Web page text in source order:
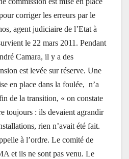
corriger les erreurs par le
agent judiciaire de l’Etat à
le 22 mars 2011. Pendant
Camara, il y a des
est levée sur réserve. Une
en place dans la foulée, n’a
de la transition, « on constate
toujours : ils devaient agrandir
rien n’avait été fait.
à l’ordre. Le comité de
et ils ne sont pas venu. Le